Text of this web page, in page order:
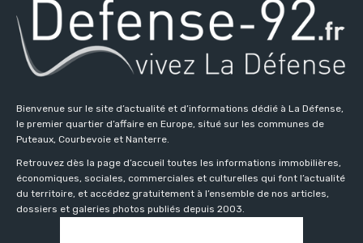
Bienvenue sur le site d’actualité et d’informations dédié à La Défense,
le premier quartier d’affaire en Europe, situé sur les communes de
Puteaux, Courbevoie et Nanterre.
Retrouvez dès la page d’accueil toutes les informations immobilières,
économiques, sociales, commerciales et culturelles qui font l’actualité
du territoire, et accédez gratuitement à l’ensemble de nos articles,
dossiers et galeries photos publiés depuis 2003.